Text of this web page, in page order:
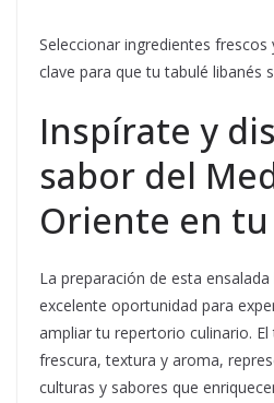
Seleccionar ingredientes frescos
clave para que tu tabulé libanés
Inspírate y
sabor del
Oriente en tu
La preparación de esta
excelente oportunidad para
ampliar tu repertorio culinario.
frescura, textura y aroma,
culturas y sabores que